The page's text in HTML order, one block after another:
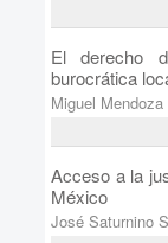
El derecho
burocrática
Miguel
Acceso a la
México
José Saturnino